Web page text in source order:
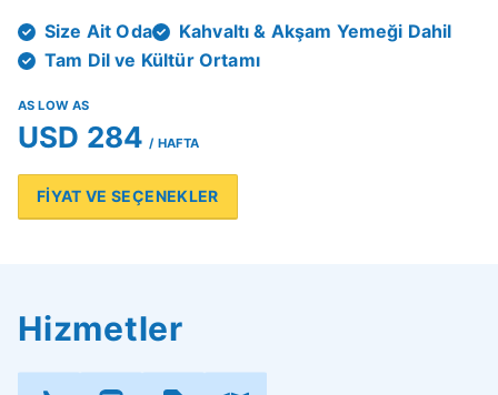
Size Ait Oda
Kahvaltı & Akşam Yemeği Dahil
Tam Dil ve Kültür Ortamı
AS LOW AS
USD 284 / HAFTA
FİYAT VE SEÇENEKLER
Hizmetler